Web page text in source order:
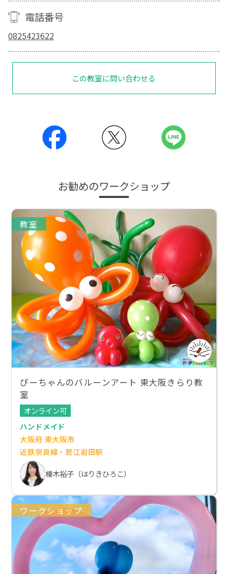
電話番号
0825423622
この教室に問い合わせる
お勧めのワークショップ
教室
ぴーちゃんのバルーンアート 東大阪きらり教
室
オンライン可
ハンドメイド
大阪府 東大阪市
近鉄奈良線・若江岩田駅
榛木裕子（はりきひろこ）
ワークショップ